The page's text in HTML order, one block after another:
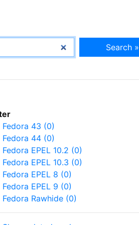
Search »
Fedora 43 (0)
Fedora 44 (0)
Fedora EPEL 10.2 (0)
Fedora EPEL 10.3 (0)
Fedora EPEL 8 (0)
Fedora EPEL 9 (0)
Fedora Rawhide (0)